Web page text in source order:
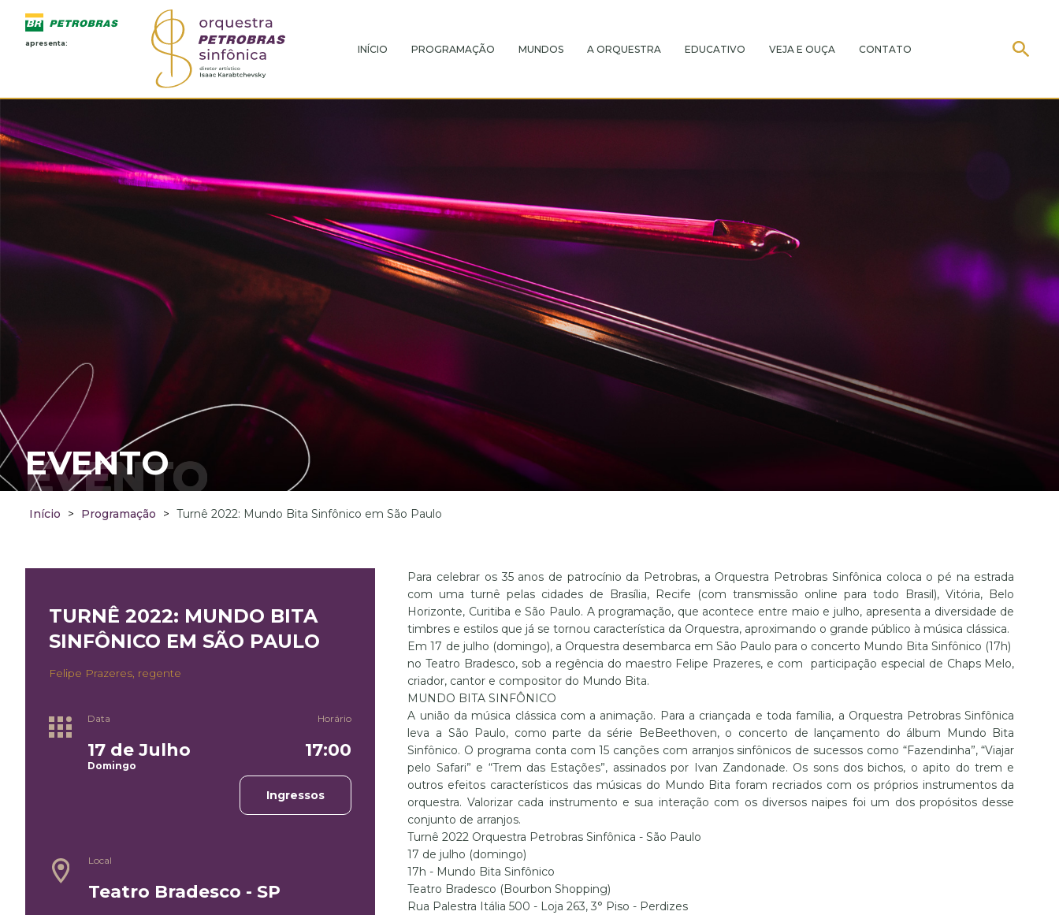
apresenta:
INÍCIO PROGRAMAÇÃO MUNDOS A ORQUESTRA EDUCATIVO VEJA E OUÇA CONTATO
EVENTO
EVENTO
Início > Programação > Turnê 2022: Mundo Bita Sinfônico em São Paulo
TURNÊ 2022: MUNDO BITA
SINFÔNICO EM SÃO PAULO
Felipe Prazeres, regente
Data
17 de Julho
Domingo
Horário
17:00
Ingressos
Local
Teatro Bradesco - SP
Para celebrar os 35 anos de patrocínio da Petrobras, a Orquestra Petrobras Sinfônica coloca o pé na estrada
com uma turnê pelas cidades de Brasília, Recife (com transmissão online para todo Brasil), Vitória, Belo
Horizonte, Curitiba e São Paulo. A programação, que acontece entre maio e julho, apresenta a diversidade de
timbres e estilos que já se tornou característica da Orquestra, aproximando o grande público à música clássica.
Em 17 de julho (domingo), a Orquestra desembarca em São Paulo para o concerto Mundo Bita Sinfônico (17h)
no Teatro Bradesco, sob a regência do maestro Felipe Prazeres, e com participação especial de Chaps Melo,
criador, cantor e compositor do Mundo Bita.
MUNDO BITA SINFÔNICO
A união da música clássica com a animação. Para a criançada e toda família, a Orquestra Petrobras Sinfônica
leva a São Paulo, como parte da série BeBeethoven, o concerto de lançamento do álbum Mundo Bita
Sinfônico. O programa conta com 15 canções com arranjos sinfônicos de sucessos como “Fazendinha”, “Viajar
pelo Safari” e “Trem das Estações”, assinados por Ivan Zandonade. Os sons dos bichos, o apito do trem e
outros efeitos característicos das músicas do Mundo Bita foram recriados com os próprios instrumentos da
orquestra. Valorizar cada instrumento e sua interação com os diversos naipes foi um dos propósitos desse
conjunto de arranjos.
Turnê 2022 Orquestra Petrobras Sinfônica - São Paulo
17 de julho (domingo)
17h - Mundo Bita Sinfônico
Teatro Bradesco (Bourbon Shopping)
Rua Palestra Itália 500 - Loja 263, 3° Piso - Perdizes